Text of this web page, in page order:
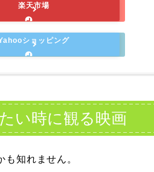
楽天市場
ショッピング
い時に観る映画
知れません。